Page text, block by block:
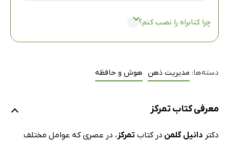
چرا کتابراه را نصب کنم؟
دسته‌ها: مدیریت ذهن هوش و حافظه
معرفی کتاب تمرکز
دکتر دانیل گلمن در کتاب تمرکز، در عصری که عوامل مختلف